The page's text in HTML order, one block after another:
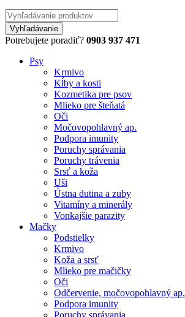
Potrebujete poradiť? 0903 937 471
Psy
Krmivo
Kĺby a kosti
Kozmetika pre psov
Mlieko pre šteňatá
Oči
Močovopohlavný ap.
Podpora imunity
Poruchy správania
Poruchy trávenia
Srsť a koža
Uši
Ústna dutina a zuby
Vitamíny a minerály
Vonkajšie parazity
Mačky
Podstielky
Krmivo
Koža a srsť
Mlieko pre mačičky
Oči
Odčervenie, močovopohlavný ap.
Podpora imunity